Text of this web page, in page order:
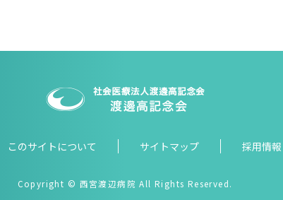
このサイトについて サイトマップ 採用情報
Copyright © 西宮渡辺病院 All Rights Reserved.